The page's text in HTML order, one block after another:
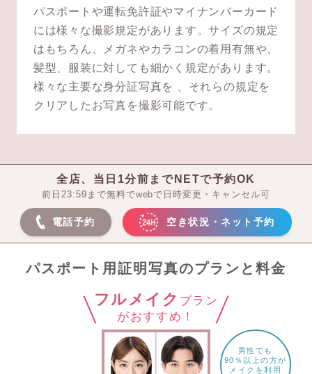
パスポートや運転免許証やマイナンバーカード
には様々な撮影規定があります。サイズの規定
はもちろん、メガネやカラコンの着用有無や、
髪型、服装に対しても細かく規定があります。
様々な主要な身分証写真を 、それらの規定を
クリアしたお写真を撮影可能です。
全店、当日1分前までNETで予約OK
前日23:59まで無料でwebで日時変更・キャンセル可
電話予約 空き状況・ネット予約
パスポート用証明写真のプランと料金
フルメイク プラン
がおすすめ！
男性でも
90％以上の方が
メイクを利用